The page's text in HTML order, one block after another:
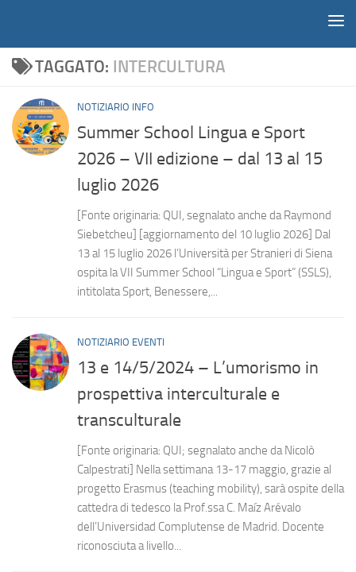
TAGGATO: INTERCULTURA
NOTIZIARIO INFO
Summer School Lingua e Sport
2026 – VII edizione – dal 13 al 15
luglio 2026
[Fonte originaria: QUI, segnalato anche da Raymond
Siebetcheu] [aggiornamento del 10 luglio 2026] Dal
13 al 15 luglio 2026 l’Università per Stranieri di Siena
ospita la VII Summer School “Lingua e Sport” (SSLS),
intitolata Sport, Benessere,...
NOTIZIARIO EVENTI
13 e 14/5/2024 – L’umorismo in
prospettiva interculturale e
transculturale
[Fonte originaria: QUI; segnalato anche da Nicolò
Calpestrati] Nella settimana 13-17 maggio, grazie al
progetto Erasmus (teaching mobility), sarà ospite della
cattedra di tedesco la Prof.ssa C. Maíz Arévalo
dell’Universidad Complutense de Madrid. Docente
riconosciuta a livello...